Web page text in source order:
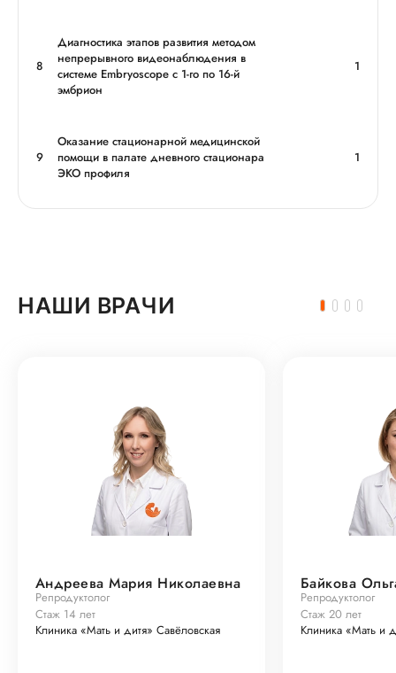
8
Диагностика этапов развития методом
непрерывного видеонаблюдения в
системе Embryoscope с 1-го по 16-й
эмбрион
1
9
Оказание стационарной медицинской
помощи в палате дневного стационара
ЭКО профиля
1
НАШИ ВРАЧИ
Андреева Мария Николаевна
Репродуктолог
Стаж 14 лет
Клиника «Мать и дитя» Савёловская
Байкова
Репродуктолог
Стаж 20 лет
Клиника «Мать и